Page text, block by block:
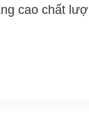
cao chất